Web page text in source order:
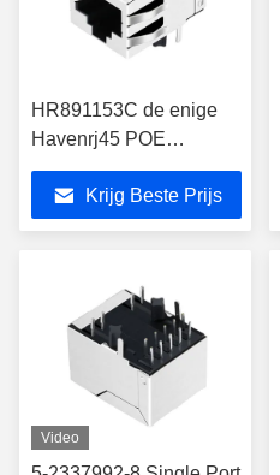
HR891153C de enige
Havenrj45 POE
Schakelaar beschermde
10/100 Basis - Tx
LPJ0162CNL
Krijg Beste Prijs
Video